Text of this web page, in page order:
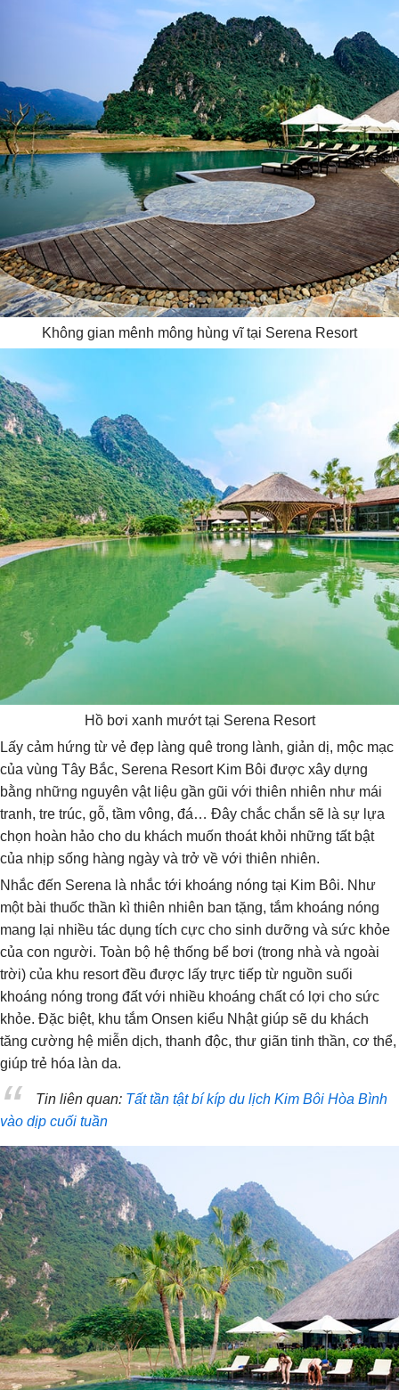
Không gian mênh mông hùng vĩ tại Serena Resort
Hồ bơi xanh mướt tại Serena Resort
Lấy cảm hứng từ vẻ đẹp làng quê trong lành, giản dị, mộc mạc
của vùng Tây Bắc, Serena Resort Kim Bôi được xây dựng
bằng những nguyên vật liệu gần gũi với thiên nhiên như mái
tranh, tre trúc, gỗ, tầm vông, đá… Đây chắc chắn sẽ là sự lựa
chọn hoàn hảo cho du khách muốn thoát khỏi những tất bật
của nhịp sống hàng ngày và trở về với thiên nhiên.
Nhắc đến Serena là nhắc tới khoáng nóng tại Kim Bôi. Như
một bài thuốc thần kì thiên nhiên ban tặng, tắm khoáng nóng
mang lại nhiều tác dụng tích cực cho sinh dưỡng và sức khỏe
của con người. Toàn bộ hệ thống bể bơi (trong nhà và ngoài
trời) của khu resort đều được lấy trực tiếp từ nguồn suối
khoáng nóng trong đất với nhiều khoáng chất có lợi cho sức
khỏe. Đặc biệt, khu tắm Onsen kiểu Nhật giúp sẽ du khách
tăng cường hệ miễn dịch, thanh độc, thư giãn tinh thần, cơ thể,
giúp trẻ hóa làn da.
Tin liên quan: Tất tần tật bí kíp du lịch Kim Bôi Hòa Bình
vào dịp cuối tuần